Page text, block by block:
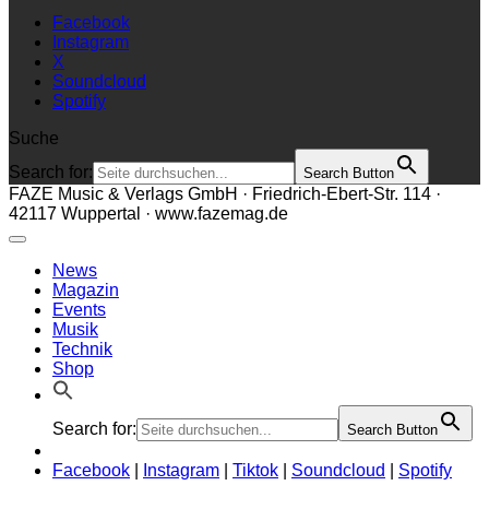
Facebook
Instagram
X
Soundcloud
Spotify
Suche
Search for:
Search Button
FAZE Music & Verlags GmbH · Friedrich-Ebert-Str. 114 ·
42117 Wuppertal · www.fazemag.de
News
Magazin
Events
Musik
Technik
Shop
Search for: Search Button
Facebook Instagram Tiktok Soundcloud Spotify